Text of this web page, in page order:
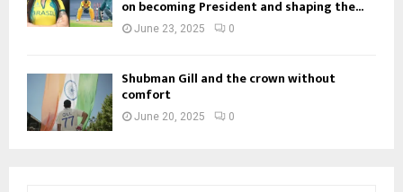
on becoming President and shaping the...
June 23, 2025 0
Shubman Gill and the crown without
comfort
June 20, 2025 0